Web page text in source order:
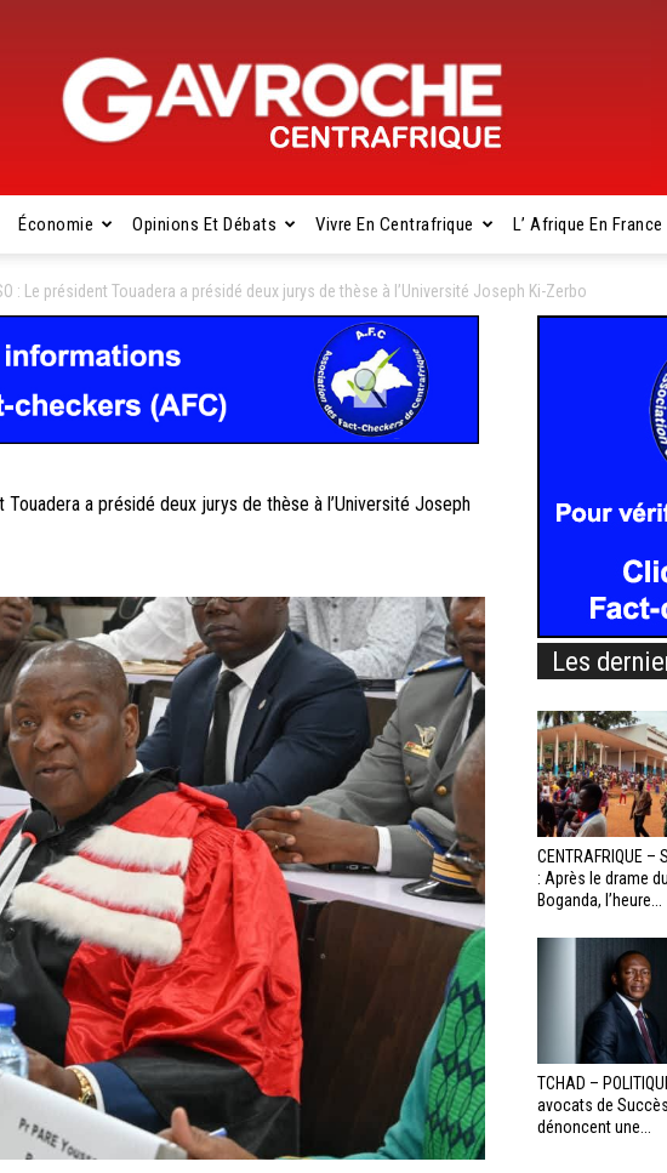
Centrafrique
Économie Opinions Et Débats Vivre En Centrafrique L’ Afrique En France
: Le président Touadera a présidé deux jurys de thèse à l’Université Joseph Ki-Zerbo
Touadera a présidé deux jurys de thèse à l’Université Joseph
Les
CENTRAFRIQUE –
: Après le drame
Boganda, l’heure...
TCHAD –
avocats de
dénoncent une...